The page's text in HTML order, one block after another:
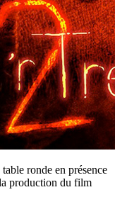
ronde en présence
production du film